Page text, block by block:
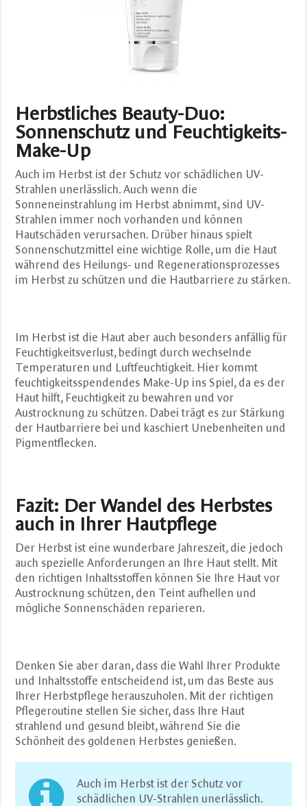
Herbstliches Beauty-Duo:
Sonnenschutz und Feuchtigkeits-
Make-Up
Auch im Herbst ist der Schutz vor schädlichen UV-
Strahlen unerlässlich. Auch wenn die
Sonneneinstrahlung im Herbst abnimmt, sind UV-
Strahlen immer noch vorhanden und können
Hautschäden verursachen. Drüber hinaus spielt
Sonnenschutzmittel eine wichtige Rolle, um die Haut
während des Heilungs- und Regenerationsprozesses
im Herbst zu schützen und die Hautbarriere zu stärken.
Im Herbst ist die Haut aber auch besonders anfällig für
Feuchtigkeitsverlust, bedingt durch wechselnde
Temperaturen und Luftfeuchtigkeit. Hier kommt
feuchtigkeitsspendendes Make-Up ins Spiel, da es der
Haut hilft, Feuchtigkeit zu bewahren und vor
Austrocknung zu schützen. Dabei trägt es zur Stärkung
der Hautbarriere bei und kaschiert Unebenheiten und
Pigmentflecken.
Fazit: Der Wandel des Herbstes
auch in Ihrer Hautpflege
Der Herbst ist eine wunderbare Jahreszeit, die jedoch
auch spezielle Anforderungen an Ihre Haut stellt. Mit
den richtigen Inhaltsstoffen können Sie Ihre Haut vor
Austrocknung schützen, den Teint aufhellen und
mögliche Sonnenschäden reparieren.
Denken Sie aber daran, dass die Wahl Ihrer Produkte
und Inhaltsstoffe entscheidend ist, um das Beste aus
Ihrer Herbstpflege herauszuholen. Mit der richtigen
Pflegeroutine stellen Sie sicher, dass Ihre Haut
strahlend und gesund bleibt, während Sie die
Schönheit des goldenen Herbstes genießen.
Auch im Herbst ist der Schutz vor
schädlichen UV-Strahlen unerlässlich.